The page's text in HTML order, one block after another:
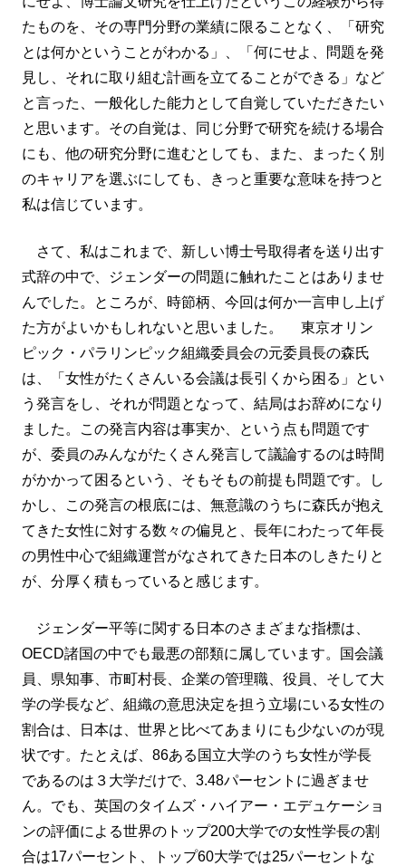
たものを、その専門分野の業績に限ることなく、「研究
とは何かということがわかる」、「何にせよ、問題を発
見し、それに取り組む計画を立てることができる」など
と言った、一般化した能力として自覚していただきたい
と思います。その自覚は、同じ分野で研究を続ける場合
にも、他の研究分野に進むとしても、また、まったく別
のキャリアを選ぶにしても、きっと重要な意味を持つと
私は信じています。
さて、私はこれまで、新しい博士号取得者を送り出す
式辞の中で、ジェンダーの問題に触れたことはありませ
んでした。ところが、時節柄、今回は何か一言申し上げ
た方がよいかもしれないと思いました。 東京オリン
ピック・パラリンピック組織委員会の元委員長の森氏
は、「女性がたくさんいる会議は長引くから困る」とい
う発言をし、それが問題となって、結局はお辞めになり
ました。この発言内容は事実か、という点も問題です
が、委員のみんながたくさん発言して議論するのは時間
がかかって困るという、そもそもの前提も問題です。し
かし、この発言の根底には、無意識のうちに森氏が抱え
てきた女性に対する数々の偏見と、長年にわたって年長
の男性中心で組織運営がなされてきた日本のしきたりと
が、分厚く積もっていると感じます。
ジェンダー平等に関する日本のさまざまな指標は、
OECD諸国の中でも最悪の部類に属しています。国会議
員、県知事、市町村長、企業の管理職、役員、そして大
学の学長など、組織の意思決定を担う立場にいる女性の
割合は、日本は、世界と比べてあまりにも少ないのが現
状です。たとえば、86ある国立大学のうち女性が学長
であるのは３大学だけで、3.48パーセントに過ぎませ
ん。でも、英国のタイムズ・ハイアー・エデュケーショ
ンの評価による世界のトップ200大学での女性学長の割
合は17パーセント、トップ60大学では25パーセントな